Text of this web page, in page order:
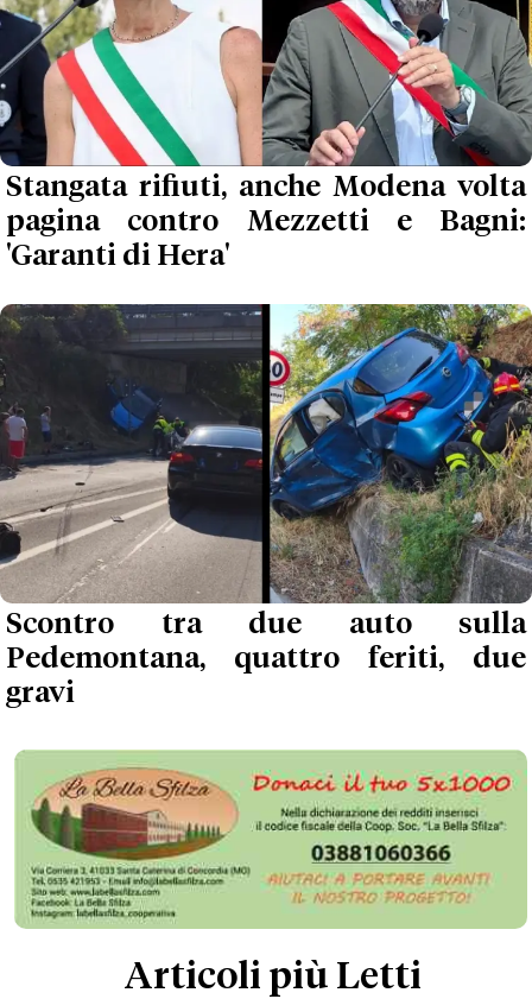
Stangata rifiuti, anche Modena volta
pagina contro Mezzetti e Bagni:
'Garanti di Hera'
Scontro tra due auto sulla
Pedemontana, quattro feriti, due
gravi
Articoli più Letti